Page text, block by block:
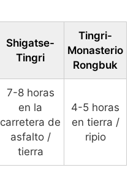
Shigatse-
Tingri
Tingri-
Monasterio
Rongbuk
7-8 horas
en la
carretera de
asfalto /
tierra
4-5 horas
en tierra /
ripio